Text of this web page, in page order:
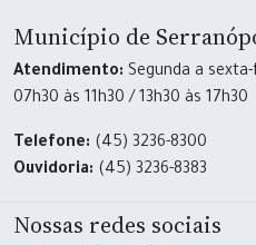
Município de
Atendimento: Segunda a
07h30 às 11h30 / 13h30 às 17h30
Telefone: (45) 3236-8300
Ouvidoria: (45) 3236-8383
Nossas redes sociais